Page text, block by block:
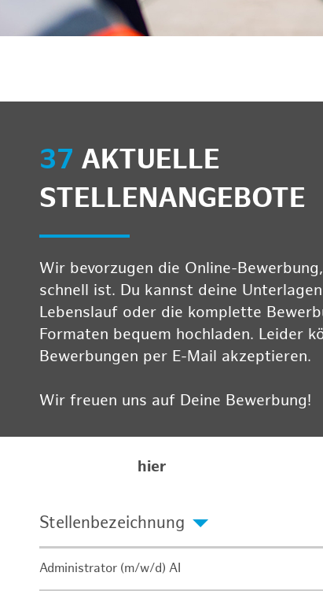
37 AKTUELLE
STELLENANGEBOTE
Wir bevorzugen die Online-
schnell ist. Du kannst deine
Lebenslauf oder die komplette
Formaten bequem hochladen. Leider
Bewerbungen per E-Mail akzeptieren.
Wir freuen uns auf Deine Bewerbung!
hier
Stellenbezeichnung
Administrator (m/w/d) AI